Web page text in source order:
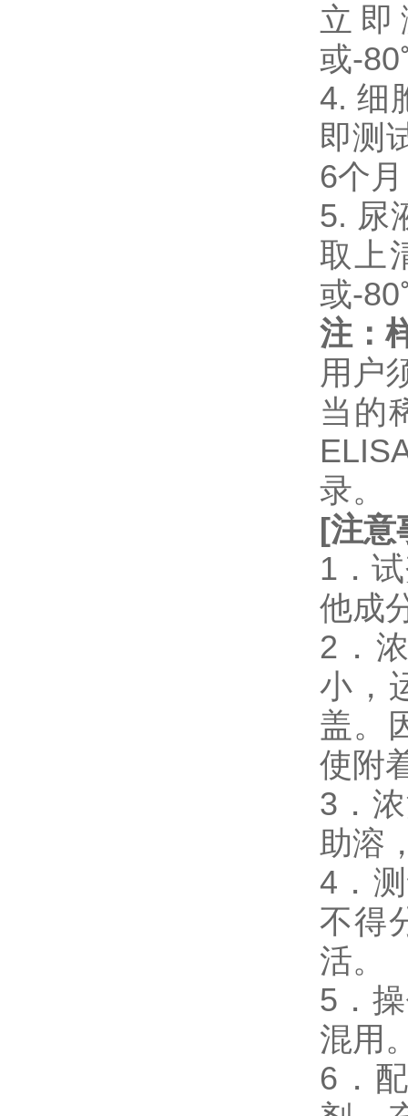
立
或-
4. 细
即测
6个
5. 尿
取上
或-
注：
用户
当的
录。
[注意
1．
他成
2．
小，
盖。
使附
3．
助溶
4．
不得
活。
5．
混用
6．